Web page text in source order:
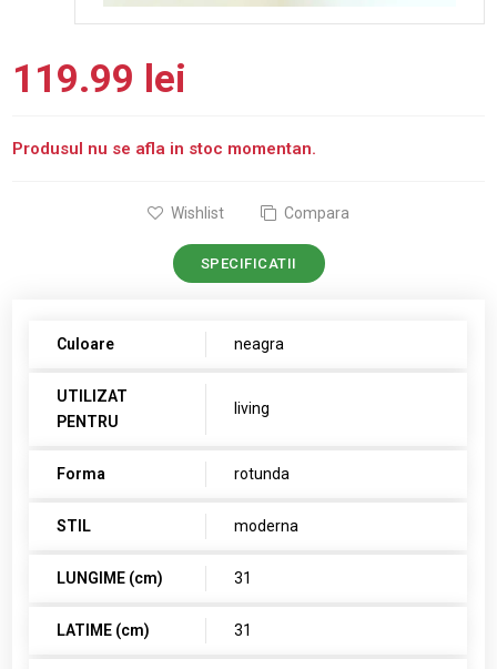
119.99 lei
Produsul nu se afla in stoc momentan.
Wishlist Compara
SPECIFICATII
Culoare neagra
UTILIZAT
PENTRU
living
Forma rotunda
STIL moderna
LUNGIME (cm) 31
LATIME (cm) 31